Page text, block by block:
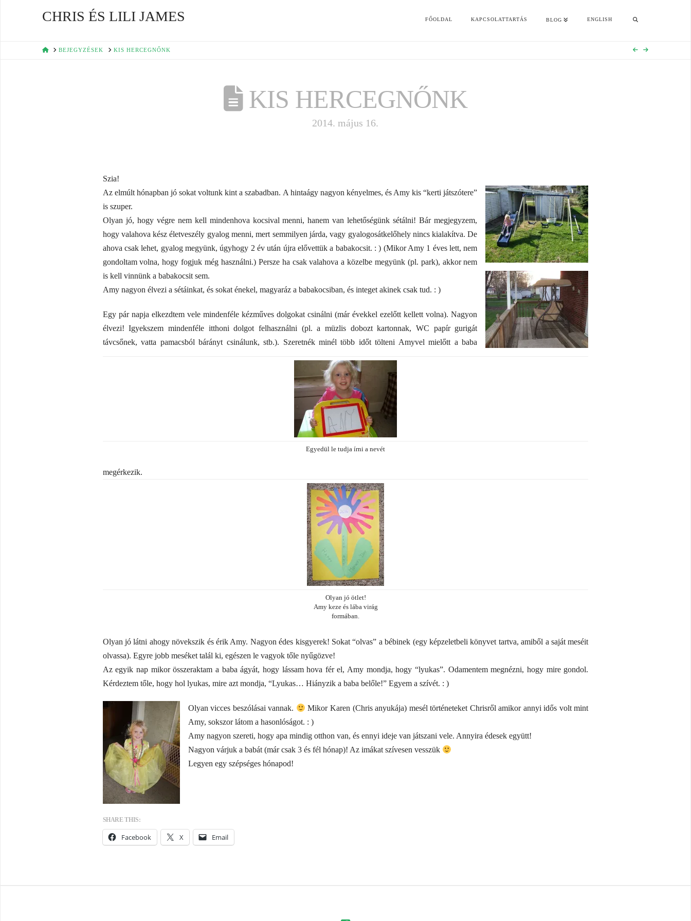
CHRIS ÉS LILI JAMES FŐOLDAL KAPCSOLATTARTÁS BLOG ENGLISH
HOMEBEJEGYZÉSEK KIS HERCEGNŐNK
KIS HERCEGNŐNK
2014. május 16.
Szia!
Az elmúlt hónapban jó sokat voltunk kint a szabadban. A hintaágy nagyon kényelmes, és Amy kis “kerti játszótere”
is szuper.
Olyan jó, hogy végre nem kell mindenhova kocsival menni, hanem van lehetőségünk sétálni! Bár megjegyzem,
hogy valahova kész életveszély gyalog menni, mert semmilyen járda, vagy gyalogosátkelőhely nincs kialakítva. De
ahova csak lehet, gyalog megyünk, úgyhogy 2 év után újra elővettük a babakocsit. : ) (Mikor Amy 1 éves lett, nem
gondoltam volna, hogy fogjuk még használni.) Persze ha csak valahova a közelbe megyünk (pl. park), akkor nem
is kell vinnünk a babakocsit sem.
Amy nagyon élvezi a sétáinkat, és sokat énekel, magyaráz a babakocsiban, és integet akinek csak tud. : )
Egyedül le tudja írni a nevét
Egy pár napja elkezdtem vele mindenféle kézműves dolgokat csinálni (már évekkel ezelőtt kellett volna). Nagyon
élvezi! Igyekszem mindenféle itthoni dolgot felhasználni (pl. a müzlis dobozt kartonnak, WC papír gurigát
távcsőnek, vatta pamacsból bárányt csinálunk, stb.). Szeretnék minél több időt tölteni Amyvel mielőtt a baba
megérkezik.
Olyan jó ötlet!
Amy keze és lába virág
formában.
Olyan jó látni ahogy növekszik és érik Amy. Nagyon édes kisgyerek! Sokat “olvas” a bébinek (egy képzeletbeli könyvet tartva, amiből a saját meséit
olvassa). Egyre jobb meséket talál ki, egészen le vagyok tőle nyűgözve!
Az egyik nap mikor összeraktam a baba ágyát, hogy lássam hova fér el, Amy mondja, hogy “lyukas”. Odamentem megnézni, hogy mire gondol.
Kérdeztem tőle, hogy hol lyukas, mire azt mondja, “Lyukas… Hiányzik a baba belőle!” Egyem a szívét. : )
Olyan vicces beszólásai vannak.
Mikor Karen (Chris anyukája) mesél történeteket Chrisről amikor annyi idős volt mint
Amy, sokszor látom a hasonlóságot. : )
Amy nagyon szereti, hogy apa mindig otthon van, és ennyi ideje van játszani vele. Annyira édesek együtt!
Nagyon várjuk a babát (már csak 3 és fél hónap)! Az imákat szívesen vesszük
Legyen egy szépséges hónapod!
SHARE THIS:
Facebook X Email